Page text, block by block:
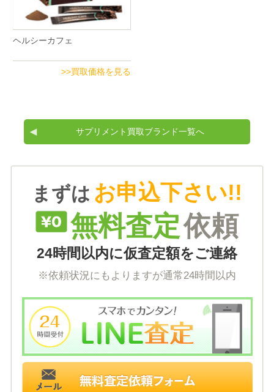
ヘルシーカフェ
>>買取価格を見る
サプリメント買取ブランド一覧へ
まずは お申込下さい!!
無料査定依頼
24時間以内に仮査定額をご連絡
※依頼状況にもよりますが通常24時間以内